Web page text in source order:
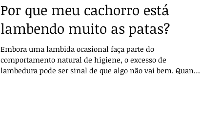
Por que meu cachorro está
lambendo muito as patas?
Embora uma lambida ocasional faça parte do
comportamento natural de higiene, o excesso de
lambedura pode ser sinal de que algo não vai bem. Quando